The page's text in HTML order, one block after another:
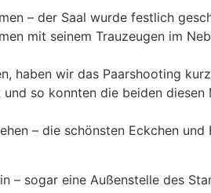
– der Saal wurde festlich
mit seinem Trauzeugen im
haben wir das Paarshooting
so konnten die beiden
– die schönsten Eckchen und
– sogar eine Außenstelle des